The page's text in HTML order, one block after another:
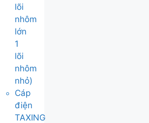
lõi
nhôm
lớn
1
lõi
nhôm
nhỏ)
Cáp
điện
TAXING